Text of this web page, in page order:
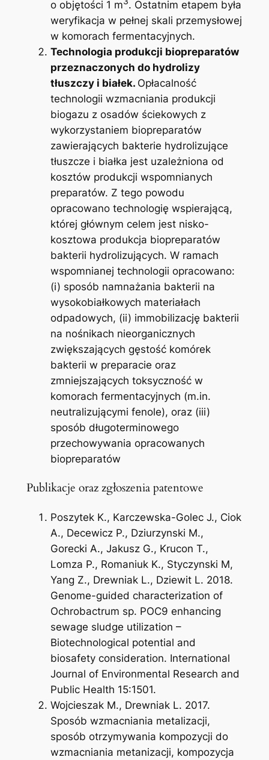
o objętości 1 m . Ostatnim etapem była
weryfikacja w pełnej skali przemysłowej
w komorach fermentacyjnych.
Technologia produkcji biopreparatów
przeznaczonych do hydrolizy
tłuszczy i białek. Opłacalność
technologii wzmacniania produkcji
biogazu z osadów ściekowych z
wykorzystaniem biopreparatów
zawierających bakterie hydrolizujące
tłuszcze i białka jest uzależniona od
kosztów produkcji wspomnianych
preparatów. Z tego powodu
opracowano technologię wspierającą,
której głównym celem jest nisko-
kosztowa produkcja biopreparatów
bakterii hydrolizujących. W ramach
wspomnianej technologii opracowano:
(i) sposób namnażania bakterii na
wysokobiałkowych materiałach
odpadowych, (ii) immobilizację bakterii
na nośnikach nieorganicznych
zwiększających gęstość komórek
bakterii w preparacie oraz
zmniejszających toksyczność w
komorach fermentacyjnych (m.in.
neutralizującymi fenole), oraz (iii)
sposób długoterminowego
przechowywania opracowanych
biopreparatów
Publikacje oraz zgłoszenia patentowe
Poszytek K., Karczewska-Golec J., Ciok
A., Decewicz P., Dziurzynski M.,
Gorecki A., Jakusz G., Krucon T.,
Lomza P., Romaniuk K., Styczynski M,
Yang Z., Drewniak L., Dziewit L. 2018.
Genome-guided characterization of
Ochrobactrum sp. POC9 enhancing
sewage sludge utilization –
Biotechnological potential and
biosafety consideration. International
Journal of Environmental Research and
Public Health 15:1501.
Wojcieszak M., Drewniak L. 2017.
Sposób wzmacniania metalizacji,
sposób otrzymywania kompozycji do
wzmacniania metanizacji, kompozycja